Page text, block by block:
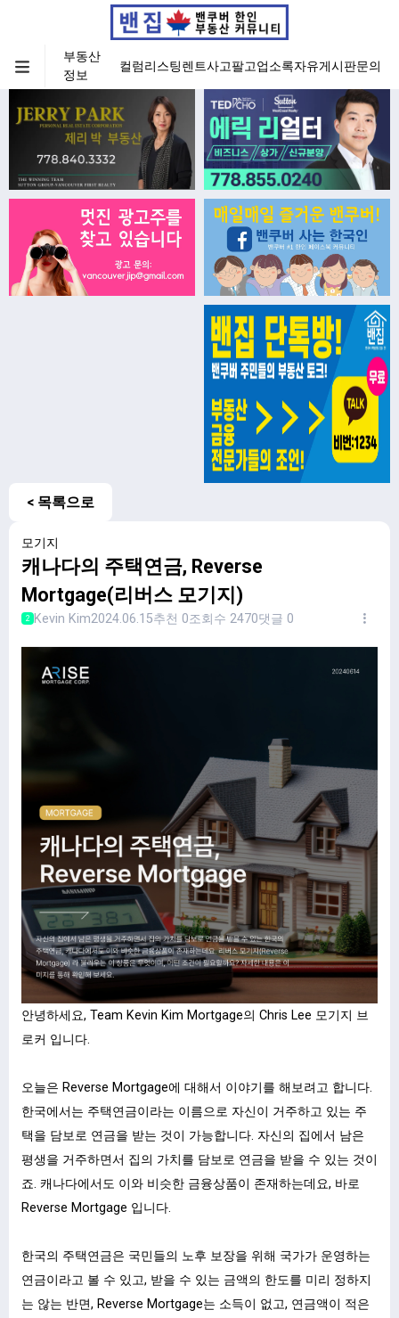
부동산
정보
컬럼리스팅렌트사고팔고업소록자유게시판문의
< 목록으로
모기지
캐나다의 주택연금, Reverse
Mortgage(리버스 모기지)
2 Kevin Kim2024.06.15추천 0조회수 2470댓글 0
안녕하세요, Team Kevin Kim Mortgage의 Chris Lee 모기지 브
로커 입니다.
오늘은 Reverse Mortgage에 대해서 이야기를 해보려고 합니다.
한국에서는 주택연금이라는 이름으로 자신이 거주하고 있는 주
택을 담보로 연금을 받는 것이 가능합니다. 자신의 집에서 남은
평생을 거주하면서 집의 가치를 담보로 연금을 받을 수 있는 것이
죠. 캐나다에서도 이와 비슷한 금융상품이 존재하는데요, 바로
Reverse Mortgage 입니다.
한국의 주택연금은 국민들의 노후 보장을 위해 국가가 운영하는
연금이라고 볼 수 있고, 받을 수 있는 금액의 한도를 미리 정하지
는 않는 반면, Reverse Mortgage는 소득이 없고, 연금액이 적은